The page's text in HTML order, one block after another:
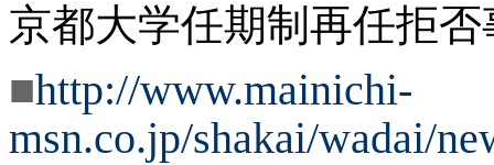
京都大学任期制再任拒
■http://www.mainichi-
msn.co.jp/shakai/wadai/